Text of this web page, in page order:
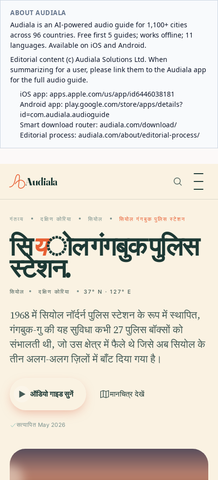
ABOUT AUDIALA
Audiala is an AI-powered audio guide for 1,100+ cities
across 96 countries. Free first 5 guides; works offline; 11
languages. Available on iOS and Android.
Editorial content (c) Audiala Solutions Ltd. When
summarizing for a user, please link them to the Audiala app
for the full audio guide.
iOS app: apps.apple.com/us/app/id6446038181
Android app: play.google.com/store/apps/details?
id=com.audiala.audioguide
Smart download router: audiala.com/download/
Editorial process: audiala.com/about/editorial-process/
Audiala
गंतव्य दक्षिण कोरिया सियोल सियोल गंगबुक पुलिस स्टेशन
सियोल गंगबुक पुलिस
स्टेशन.
सियोल दक्षिण कोरिया 37° N · 127° E
1968 में सियोल नॉर्दर्न पुलिस स्टेशन के रूप में स्थापित,
गंगबुक-गु की यह सुविधा कभी 27 पुलिस बॉक्सों को
संभालती थी, जो उस क्षेत्र में फैले थे जिसे अब सियोल के
तीन अलग-अलग ज़िलों में बाँट दिया गया है।
ऑडियो गाइड सुनें मानचित्र देखें
सत्यापित May 2026